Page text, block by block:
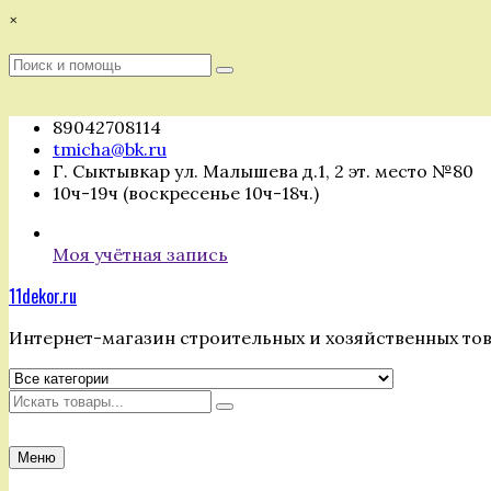
Перейти
содержимому
×
Поиск
Поиск
89042708114
tmicha@bk.ru
Г. Сыктывкар ул. Малышева д.1, 2 эт. место №80
10ч-19ч (воскресенье 10ч-18ч.)
Моя учётная запись
11dekor.ru
Интернет-магазин строительных и хозяйственных
Искать
Меню